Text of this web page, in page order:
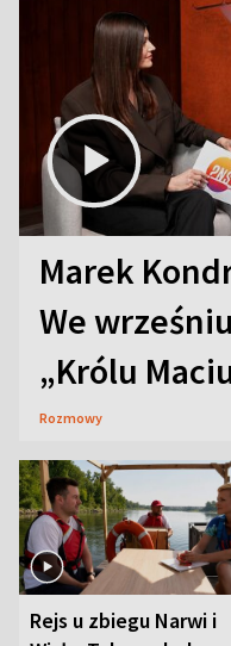
Marek
We
„Królu
Rozmowy
Rejs u zbiegu Narwi i